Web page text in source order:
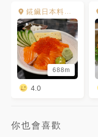
錵鑶日本料理 新竹旗艦店
688m
4.0
你也會喜歡